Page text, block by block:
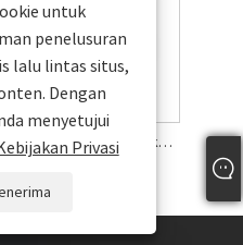
Baterai Polimer Li Rokok Elektrik 120mah
untuk
penelusuran
lalu lintas situs,
Dengan
menyetujui
Privasi